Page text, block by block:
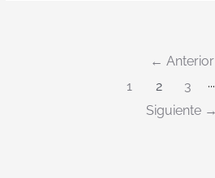
Anterior
1
2 3 ···
Siguiente